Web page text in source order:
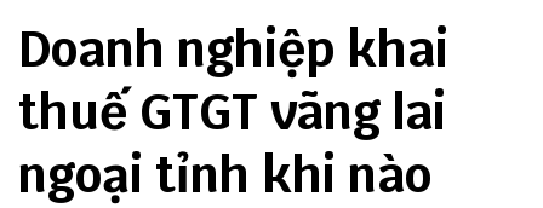
Doanh nghiệp khai
thuế GTGT vãng lai
ngoại tỉnh khi nào